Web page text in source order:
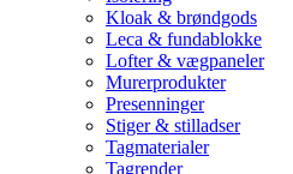
Kloak & brøndgods
Leca & fundablokke
Lofter & vægpaneler
Murerprodukter
Presenninger
Stiger & stilladser
Tagmaterialer
Tagrender